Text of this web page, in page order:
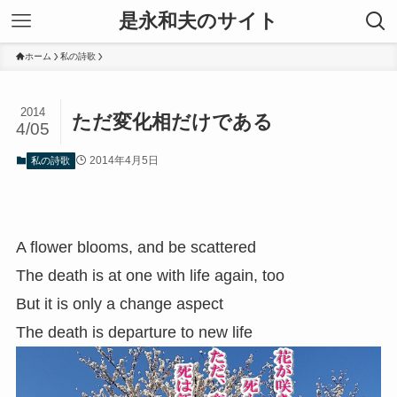
是永和夫のサイト
ホーム 私の詩歌
ただ変化相だけである
2014
4/05
私の詩歌 2014年4月5日
A flower blooms, and be scattered
The death is at one with life again, too
But it is only a change aspect
The death is departure to new life